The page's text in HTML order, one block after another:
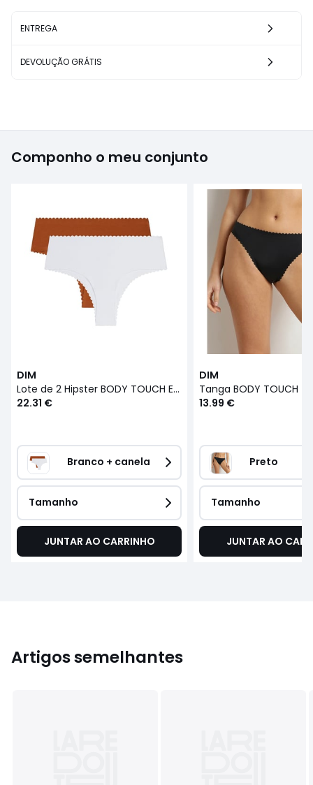
ENTREGA
DEVOLUÇÃO GRÁTIS
Componho o meu conjunto
DIM
Lote de 2 Hipster BODY TOUCH EASY
22.31 €
Branco + canela
Tamanho
JUNTAR AO CARRINHO
DIM
Tanga BODY TOUCH
13.99 €
Preto
Tamanho
JUNTAR AO
Artigos semelhantes